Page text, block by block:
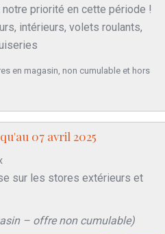
notre priorité en cette période !
intérieurs, volets roulants,
en magasin, non cumulable et hors
07 avril 2025
sur les stores extérieurs et
– offre non cumulable)